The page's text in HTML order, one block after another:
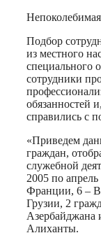
Непоколебимая
Подбор
из местного
специального
сотрудники
обязанностей
справились с
«Приведем
граждан,
служебной
2005 по
Франции, 6 –
Грузии, 2
Азербайджана
Алиханты.